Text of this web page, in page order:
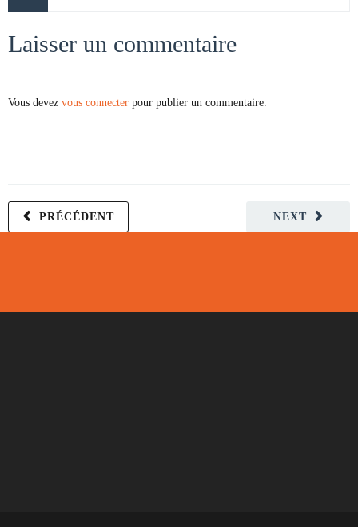
Laisser un commentaire
Vous devez vous connecter pour publier un commentaire.
NEXT
PRÉCÉDENT